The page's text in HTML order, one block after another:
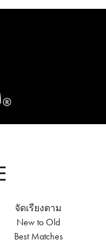
จัดเรียงตาม
New to Old
Best Matches